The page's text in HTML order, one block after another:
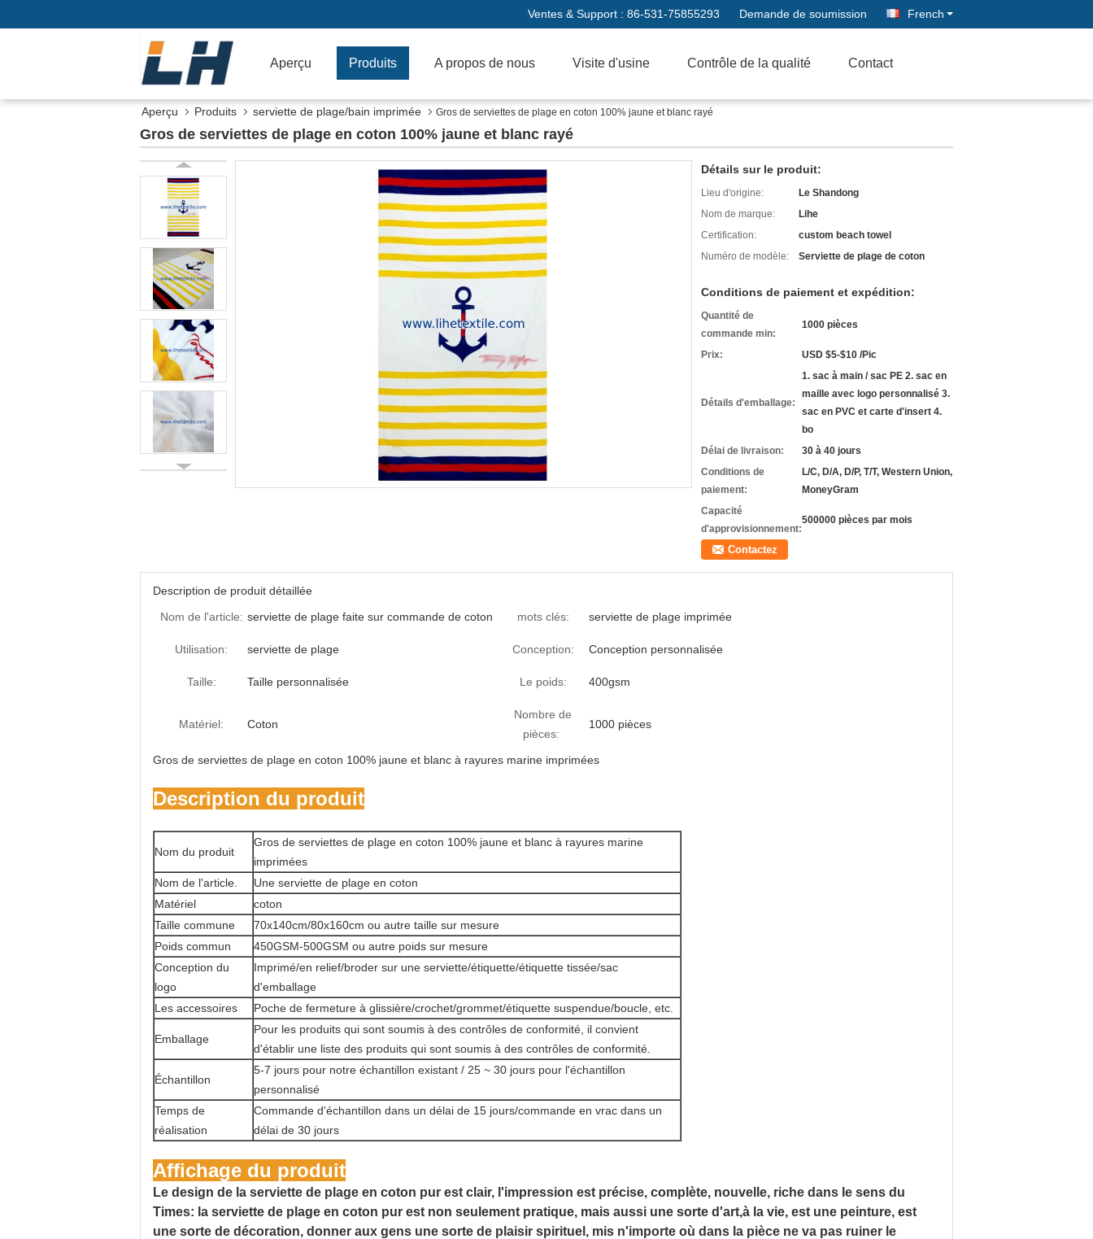
Ventes & Support : 86-531-75855293 Demande de soumission French
Aperçu Produits A propos de nous Visite d'usine Contrôle de la qualité Contact
Aperçu Produits serviette de plage/bain imprimée Gros de serviettes de plage en coton 100% jaune et blanc rayé
Gros de serviettes de plage en coton 100% jaune et blanc rayé
Détails sur le produit:
Lieu d'origine:
Le Shandong
Nom de marque:
Lihe
Certification:
custom beach towel
Numéro de modèle:
Serviette de plage de coton
Conditions de paiement et expédition:
Quantité de
commande min:
1000 pièces
Prix: USD $5-$10 /Pic
Détails d'emballage:
1. sac à main / sac PE 2. sac en
maille avec logo personnalisé 3.
sac en PVC et carte d'insert 4.
bo
Délai de livraison:
30 à 40 jours
Conditions de
paiement:
L/C, D/A, D/P, T/T, Western Union,
MoneyGram
Capacité
d'approvisionnement:
500000 pièces par mois
Contactez
Description de produit détaillée
Nom de l'article: serviette de plage faite sur commande de coton mots clés: serviette de plage imprimée
Utilisation: serviette de plage Conception: Conception personnalisée
Taille: Taille personnalisée Le poids: 400gsm
Matériel: Coton
Nombre de
pièces:
1000 pièces
Gros de serviettes de plage en coton 100% jaune et blanc à rayures marine imprimées
Description du produit
Nom du produit
Gros de serviettes de plage en coton 100% jaune et blanc à rayures marine
imprimées
Nom de l'article.
Une serviette de plage en coton
Matériel
coton
Taille commune
70x140cm/80x160cm ou autre taille sur mesure
Poids commun
450GSM-500GSM ou autre poids sur mesure
Conception du
logo
Imprimé/en relief/broder sur une serviette/étiquette/étiquette tissée/sac
d'emballage
Les accessoires
Poche de fermeture à glissière/crochet/grommet/étiquette suspendue/boucle, etc.
Emballage
Pour les produits qui sont soumis à des contrôles de conformité, il convient
d'établir une liste des produits qui sont soumis à des contrôles de conformité.
Échantillon
5-7 jours pour notre échantillon existant / 25 ~ 30 jours pour l'échantillon
personnalisé
Temps de
réalisation
Commande d'échantillon dans un délai de 15 jours/commande en vrac dans un
délai de 30 jours
Affichage du produit
Le design de la serviette de plage en coton pur est clair, l'impression est précise, complète, nouvelle, riche dans le sens du
Times: la serviette de plage en coton pur est non seulement pratique, mais aussi une sorte d'art,à la vie, est une peinture, est
une sorte de décoration, donner aux gens une sorte de plaisir spirituel, mis n'importe où dans la pièce ne va pas ruiner le